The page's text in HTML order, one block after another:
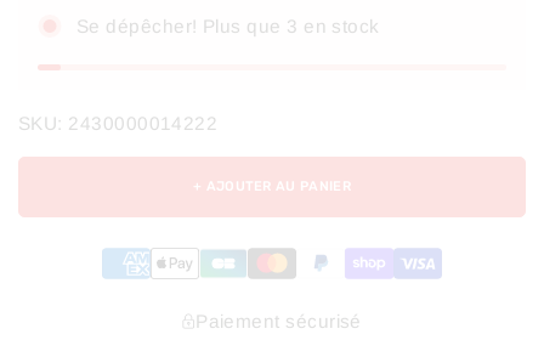
Se dépêcher! Plus que 3 en stock
SKU: 2430000014222
+ AJOUTER AU PANIER
Paiement sécurisé